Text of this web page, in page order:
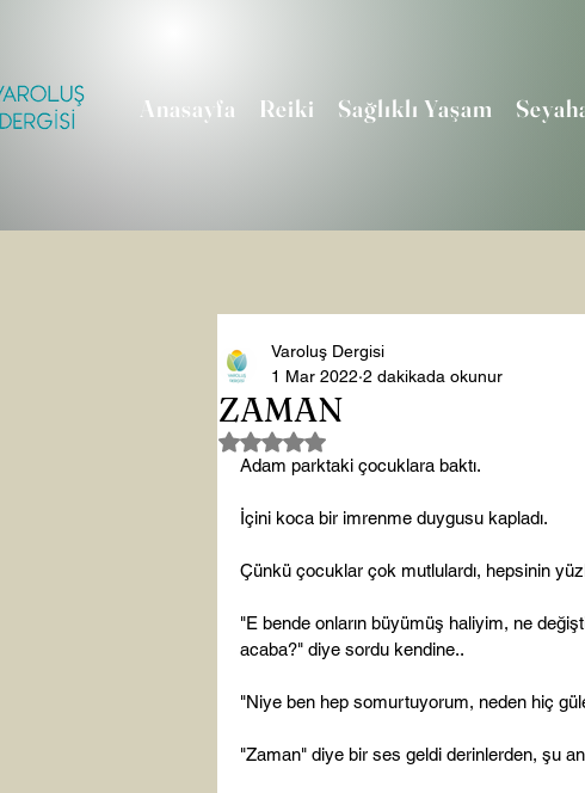
Anasayfa Reiki Sağlıklı Yaşam
ZAMAN
Varoluş Dergisi
1 Mar 2022 2 dakikada okunur
5 üzerinden NaN yıldız
Adam parktaki çocuklara baktı.
İçini koca bir imrenme duygusu kapladı.
Çünkü çocuklar çok mutlulardı, hepsinin
"E bende onların büyümüş haliyim, ne
acaba?" diye sordu kendine..
"Niye ben hep somurtuyorum, neden hiç
"Zaman" diye bir ses geldi derinlerden, şu